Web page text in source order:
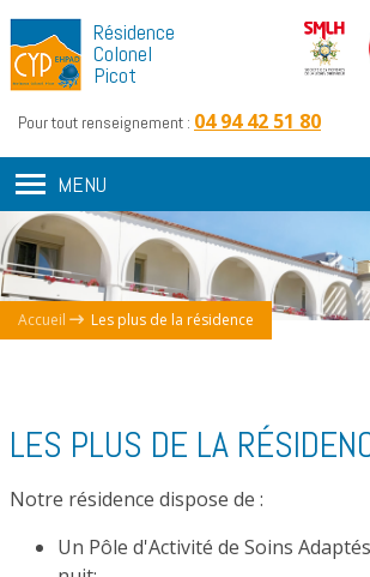
Résidence
Colonel
Picot
Pour tout renseignement : 04 94 42 51 80
MENU
Accueil Les plus de la résidence
LES PLUS DE LA
Notre résidence dispose de :
Un Pôle d'Activité de Soins